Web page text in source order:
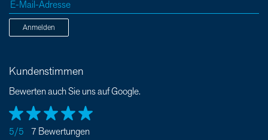
Anmelden
Kundenstimmen
Bewerten auch Sie uns auf Google.
5/5 7 Bewertungen